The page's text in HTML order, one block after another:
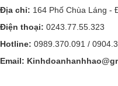
Địa chỉ: 164 Phố Chùa Láng -
Điện thoại: 0243.77.55.323
Hotline: 0989.370.091 /
Email: